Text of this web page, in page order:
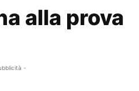
alla prova
-